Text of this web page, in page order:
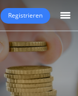
Registrieren